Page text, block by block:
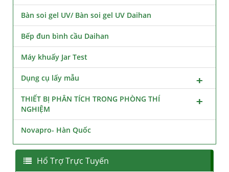
Bàn soi gel UV/ Bàn soi gel UV Daihan
Bếp đun bình cầu Daihan
Máy khuấy Jar Test
Dụng cụ lấy mẫu
THIẾT BỊ PHÂN TÍCH TRONG PHÒNG THÍ
NGHIỆM
Novapro- Hàn Quốc
Hổ Trợ Trực Tuyến